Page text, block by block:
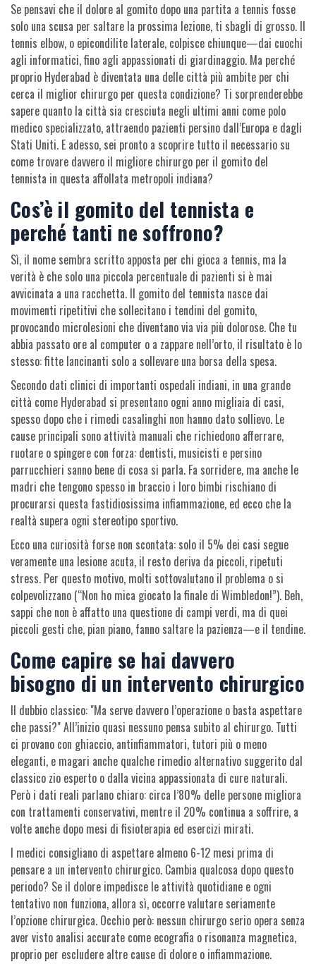
Se pensavi che il dolore al gomito dopo una partita a tennis fosse
solo una scusa per saltare la prossima lezione, ti sbagli di grosso. Il
tennis elbow, o epicondilite laterale, colpisce chiunque—dai cuochi
agli informatici, fino agli appassionati di giardinaggio. Ma perché
proprio Hyderabad è diventata una delle città più ambite per chi
cerca il miglior chirurgo per questa condizione? Ti sorprenderebbe
sapere quanto la città sia cresciuta negli ultimi anni come polo
medico specializzato, attraendo pazienti persino dall’Europa e dagli
Stati Uniti. E adesso, sei pronto a scoprire tutto il necessario su
come trovare davvero il migliore chirurgo per il gomito del
tennista in questa affollata metropoli indiana?
Cos’è il gomito del tennista e
perché tanti ne soffrono?
Sì, il nome sembra scritto apposta per chi gioca a tennis, ma la
verità è che solo una piccola percentuale di pazienti si è mai
avvicinata a una racchetta. Il gomito del tennista nasce dai
movimenti ripetitivi che sollecitano i tendini del gomito,
provocando microlesioni che diventano via via più dolorose. Che tu
abbia passato ore al computer o a zappare nell’orto, il risultato è lo
stesso: fitte lancinanti solo a sollevare una borsa della spesa.
Secondo dati clinici di importanti ospedali indiani, in una grande
città come Hyderabad si presentano ogni anno migliaia di casi,
spesso dopo che i rimedi casalinghi non hanno dato sollievo. Le
cause principali sono attività manuali che richiedono afferrare,
ruotare o spingere con forza: dentisti, musicisti e persino
parrucchieri sanno bene di cosa si parla. Fa sorridere, ma anche le
madri che tengono spesso in braccio i loro bimbi rischiano di
procurarsi questa fastidiosissima infiammazione, ed ecco che la
realtà supera ogni stereotipo sportivo.
Ecco una curiosità forse non scontata: solo il 5% dei casi segue
veramente una lesione acuta, il resto deriva da piccoli, ripetuti
stress. Per questo motivo, molti sottovalutano il problema o si
colpevolizzano (“Non ho mica giocato la finale di Wimbledon!”). Beh,
sappi che non è affatto una questione di campi verdi, ma di quei
piccoli gesti che, pian piano, fanno saltare la pazienza—e il tendine.
Come capire se hai davvero
bisogno di un intervento chirurgico
Il dubbio classico: "Ma serve davvero l’operazione o basta aspettare
che passi?" All’inizio quasi nessuno pensa subito al chirurgo. Tutti
ci provano con ghiaccio, antinfiammatori, tutori più o meno
eleganti, e magari anche qualche rimedio alternativo suggerito dal
classico zio esperto o dalla vicina appassionata di cure naturali.
Però i dati reali parlano chiaro: circa l’80% delle persone migliora
con trattamenti conservativi, mentre il 20% continua a soffrire, a
volte anche dopo mesi di fisioterapia ed esercizi mirati.
I medici consigliano di aspettare almeno 6-12 mesi prima di
pensare a un intervento chirurgico. Cambia qualcosa dopo questo
periodo? Se il dolore impedisce le attività quotidiane e ogni
tentativo non funziona, allora sì, occorre valutare seriamente
l’opzione chirurgica. Occhio però: nessun chirurgo serio opera senza
aver visto analisi accurate come ecografia o risonanza magnetica,
proprio per escludere altre cause di dolore o infiammazione.